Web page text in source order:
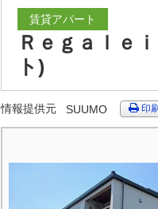
賃貸アパート
Ｒｅｇａｌｅ
ト)
情報提供元 SUUMO 印